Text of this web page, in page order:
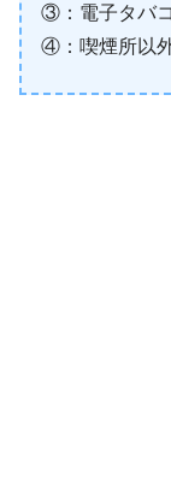
③：電子タバ
④：喫煙所以